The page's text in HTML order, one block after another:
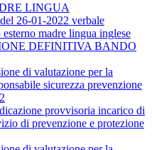
LINGUA
26-01-2022 verbale
esterno madre lingua inglese
DEFINITIVA BANDO
di valutazione per la
sicurezza prevenzione
provvisoria incarico di
di prevenzione e protezione